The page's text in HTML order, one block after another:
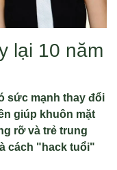
lại 10 năm
sức mạnh thay đổi
giúp khuôn mặt
rỡ và trẻ trung
cách "hack tuổi"